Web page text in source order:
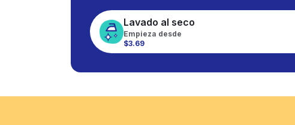
Lavado al seco
Empieza desde
$3.69